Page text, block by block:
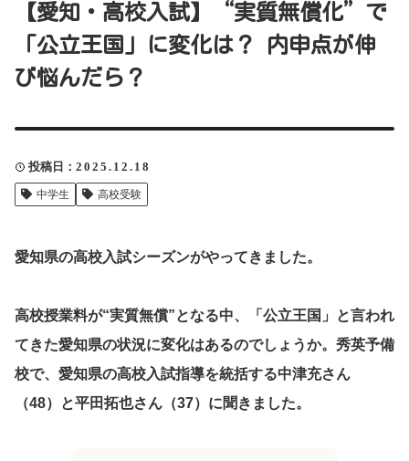
【愛知・高校入試】“実質無償化”で
「公立王国」に変化は？ 内申点が伸
び悩んだら？
投稿日 2025.12.18
中学生 高校受験
愛知県の高校入試シーズンがやってきました。
高校授業料が“実質無償”となる中、「公立王国」と言われ
てきた愛知県の状況に変化はあるのでしょうか。秀英予備
校で、愛知県の高校入試指導を統括する中津充さん
（48）と平田拓也さん（37）に聞きました。
進路
感想・声を送る
中部電力